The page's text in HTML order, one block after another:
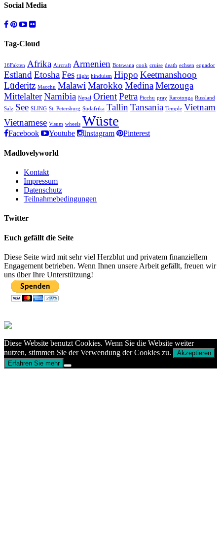
Social Media
Tag-Cloud
16Fakten Afrika Aircraft Armenien Botswana cook cruise death echsen equador
EstlandEtoshaFes flight hinduism Hippo Keetmanshoop
Lüderitz Macchu MalawiMarokko MedinaMerzouga
MittelalterNamibia Nepal OrientPetra Picchu pray Rarotonga Russland
Salz See SLING St. Petersburg Südafrika TallinTansania Temple Vietnam
Vietnamese Visum wheels Wüste
Facebook Youtube Instagram Pinterest
Madlovelyworld
Kontakt
Impressum
Datenschutz
Teilnahmebedingungen
Twitter
Euch gefällt die Seite
Diese Seite wird mit sehr viel Herzblut und privatem finanziellem
Engagement betrieben. Wenn Ihnen unsere Arbeit gefällt, freuen wir
uns über Ihre Unterstützung!
Diese Website benutzt Cookies. Wenn Sie die Website weiter
nutzen, stimmen Sie der Verwendung der Cookies zu.
Akzeptieren
Erfahren Sie mehr